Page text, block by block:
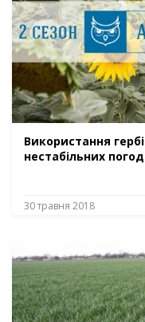
Використання
нестабільних
30 травня 2018